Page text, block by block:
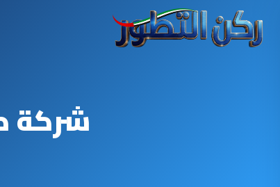
شركة